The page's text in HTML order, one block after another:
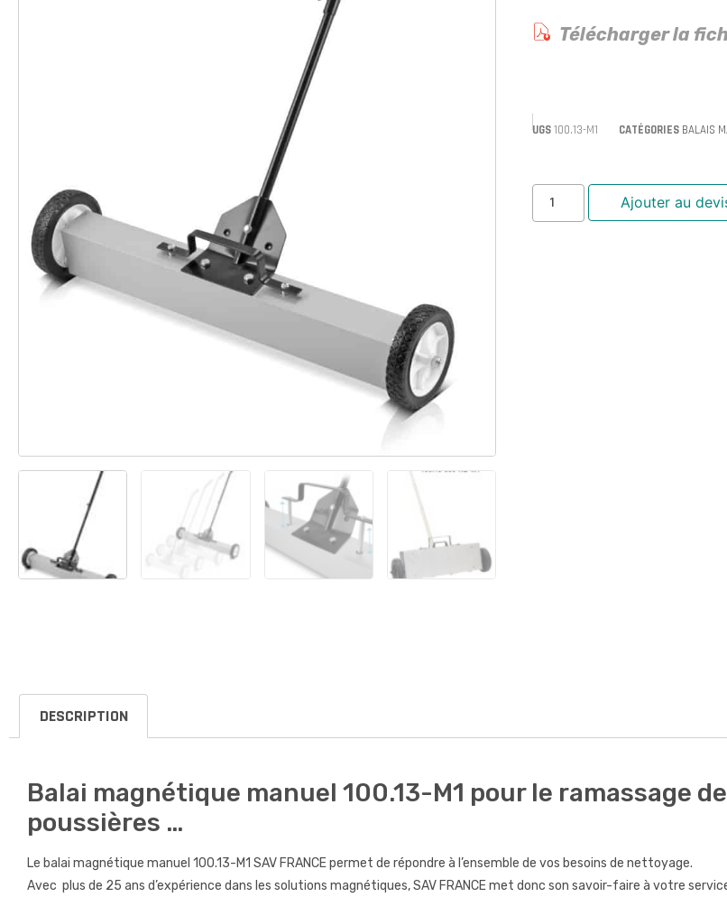
Télécharger la
UGS100.13-M1 CATÉGORIES BALAIS
Ajouter au
DESCRIPTION
Balai magnétique manuel 100.13-M1 pour le ramassage
poussières …
Le balai magnétique manuel 100.13-M1 SAV FRANCE permet de répondre à l’ensemble de vos besoins de nettoyage.
Avec plus de 25 ans d’expérience dans les solutions magnétiques, SAV FRANCE met donc son savoir-faire à votre